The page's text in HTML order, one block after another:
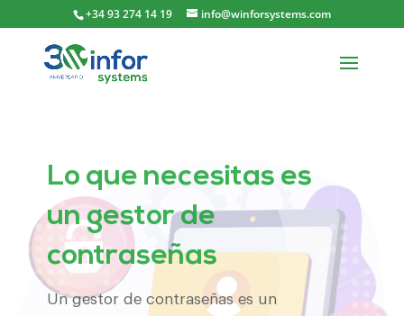
+34 93 274 14 19 info@winforsystems.com
Lo que necesitas es
un gestor de
contraseñas
Un gestor de contraseñas es un